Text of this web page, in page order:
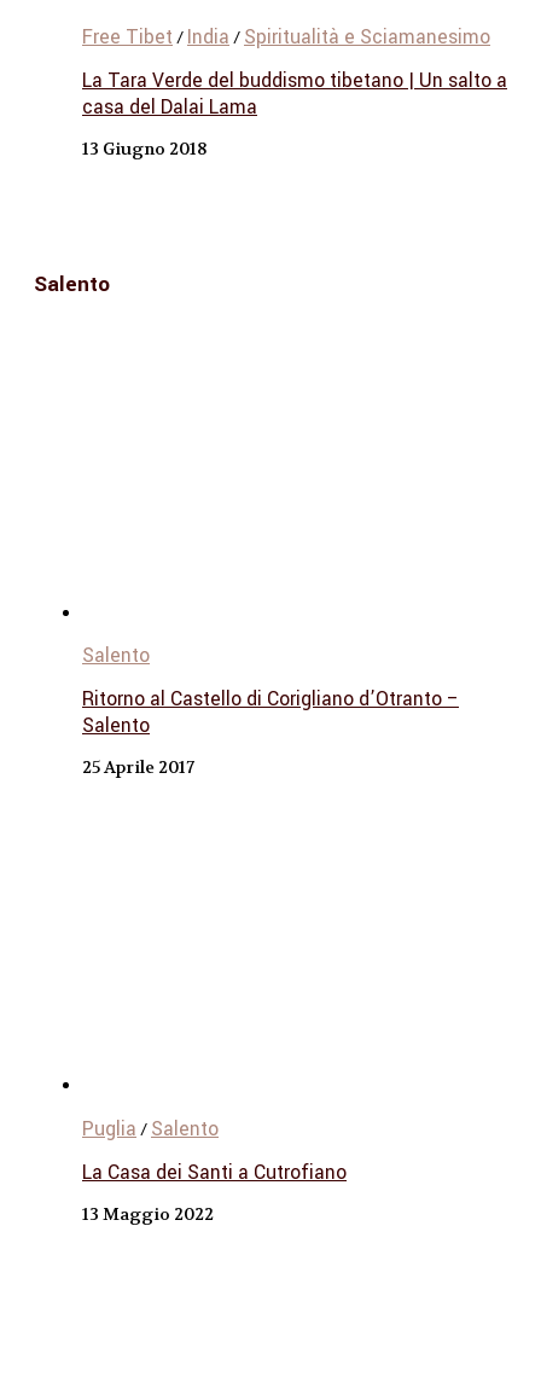
Free Tibet / India / Spiritualità e Sciamanesimo
La Tara Verde del buddismo tibetano | Un salto a
casa del Dalai Lama
13 Giugno 2018
Salento
Salento
Ritorno al Castello di Corigliano d’Otranto –
Salento
25 Aprile 2017
Puglia / Salento
La Casa dei Santi a Cutrofiano
13 Maggio 2022